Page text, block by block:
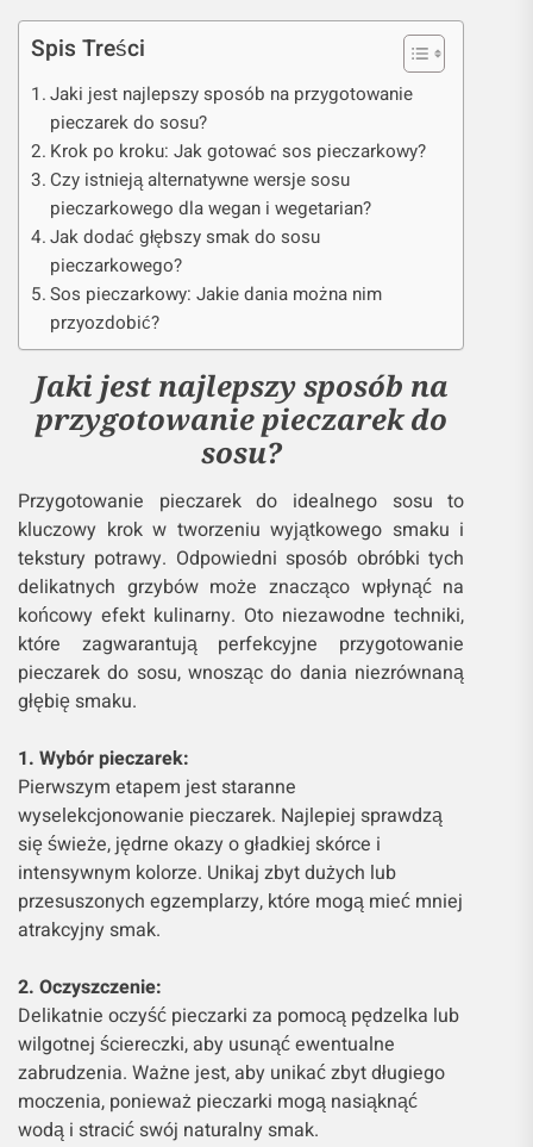
Spis Treści
Jaki jest najlepszy sposób na przygotowanie
pieczarek do sosu?
Krok po kroku: Jak gotować sos pieczarkowy?
Czy istnieją alternatywne wersje sosu
pieczarkowego dla wegan i wegetarian?
Jak dodać głębszy smak do sosu
pieczarkowego?
Sos pieczarkowy: Jakie dania można nim
przyozdobić?
Jaki jest najlepszy sposób na
przygotowanie pieczarek do
sosu?
Przygotowanie pieczarek do idealnego sosu to
kluczowy krok w tworzeniu wyjątkowego smaku i
tekstury potrawy. Odpowiedni sposób obróbki tych
delikatnych grzybów może znacząco wpłynąć na
końcowy efekt kulinarny. Oto niezawodne techniki,
które zagwarantują perfekcyjne przygotowanie
pieczarek do sosu, wnosząc do dania niezrównaną
głębię smaku.
1. Wybór pieczarek:
Pierwszym etapem jest staranne
wyselekcjonowanie pieczarek. Najlepiej sprawdzą
się świeże, jędrne okazy o gładkiej skórce i
intensywnym kolorze. Unikaj zbyt dużych lub
przesuszonych egzemplarzy, które mogą mieć mniej
atrakcyjny smak.
2. Oczyszczenie:
Delikatnie oczyść pieczarki za pomocą pędzelka lub
wilgotnej ściereczki, aby usunąć ewentualne
zabrudzenia. Ważne jest, aby unikać zbyt długiego
moczenia, ponieważ pieczarki mogą nasiąknąć
wodą i stracić swój naturalny smak.